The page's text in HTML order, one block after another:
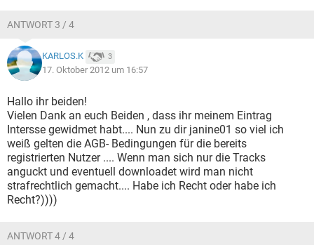
ANTWORT 3 / 4
KARLOS.K 3
17. Oktober 2012 um 16:57
Hallo ihr beiden!
Vielen Dank an euch Beiden , dass ihr meinem Eintrag
Intersse gewidmet habt.... Nun zu dir janine01 so viel ich
weiß gelten die AGB- Bedingungen für die bereits
registrierten Nutzer .... Wenn man sich nur die Tracks
anguckt und eventuell downloadet wird man nicht
strafrechtlich gemacht.... Habe ich Recht oder habe ich
Recht?))))
ANTWORT 4 / 4